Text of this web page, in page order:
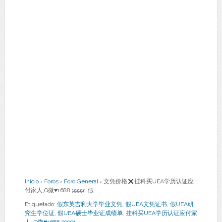
Inicio › Foros › Foro General › 文凭价格
挂科买UEA学历认证应
付家人,Q微♥1688 99991,假
Etiquetado: 假东英吉利大学毕业文凭, 假UEA文凭证书, 假UEA研
究生学位证, 假UEA硕士毕业证成绩单, 挂科买UEA学历认证应付家